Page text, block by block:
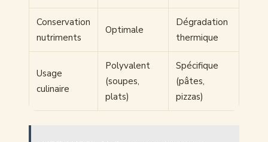
Conservation
nutriments
Optimale
Dégradation
thermique
Usage
culinaire
Polyvalent
(soupes,
plats)
Spécifique
(pâtes,
pizzas)